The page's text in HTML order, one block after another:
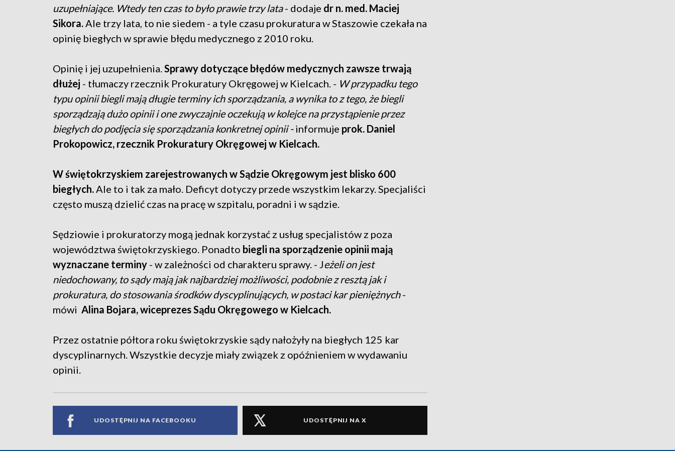
uzupełniające. Wtedy ten czas to było prawie trzy lata- dodaje dr n. med. Maciej
Sikora. Ale trzy lata, to nie siedem - a tyle czasu prokuratura w Staszowie czekała na
opinię biegłych w sprawie błędu medycznego z 2010 roku.
Opinię i jej uzupełnienia. Sprawy dotyczące błędów medycznych zawsze trwają
dłużej - tłumaczy rzecznik Prokuratury Okręgowej w Kielcach. - W przypadku tego
typu opinii biegli mają długie terminy ich sporządzania, a wynika to z tego, że biegli
sporządzają dużo opinii i one zwyczajnie oczekują w kolejce na przystąpienie przez
biegłych do podjęcia się sporządzania konkretnej opinii -informuje prok. Daniel
Prokopowicz, rzecznik Prokuratury Okręgowej w Kielcach.
W świętokrzyskiem zarejestrowanych w Sądzie Okręgowym jest blisko 600
biegłych. Ale to i tak za mało. Deficyt dotyczy przede wszystkim lekarzy. Specjaliści
często muszą dzielić czas na pracę w szpitalu, poradni i w sądzie.
Sędziowie i prokuratorzy mogą jednak korzystać z usług specjalistów z poza
województwa świętokrzyskiego. Ponadto biegli na sporządzenie opinii mają
wyznaczane terminy - w zależności od charakteru sprawy. - Jeżeli on jest
niedochowany, to sądy mają jak najbardziej możliwości, podobnie z resztą jak i
prokuratura, do stosowania środków dyscyplinujących, w postaci kar pieniężnych-
mówi Alina Bojara, wiceprezes Sądu Okręgowego w Kielcach.
Przez ostatnie półtora roku świętokrzyskie sądy nałożyły na biegłych 125 kar
dyscyplinarnych. Wszystkie decyzje miały związek z opóźnieniem w wydawaniu
opinii.
UDOSTĘPNIJ NA FACEBOOKU UDOSTĘPNIJ NA X